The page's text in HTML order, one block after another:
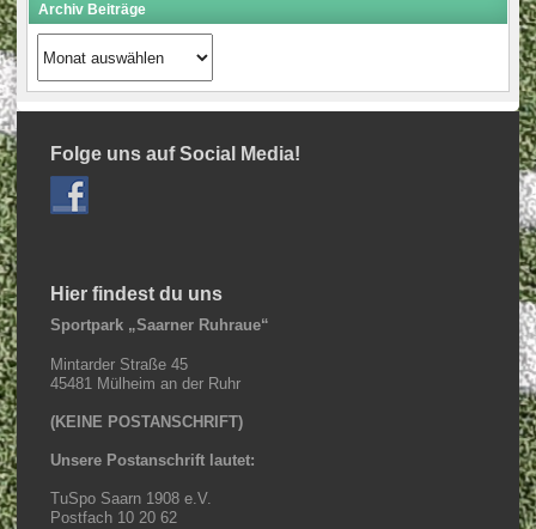
Archiv Beiträge
Archiv
Beiträge
Folge uns auf Social Media!
Hier findest du uns
Sportpark „Saarner Ruhraue“
Mintarder Straße 45
45481 Mülheim an der Ruhr
(KEINE POSTANSCHRIFT)
Unsere Postanschrift lautet:
TuSpo Saarn 1908 e.V.
Postfach 10 20 62